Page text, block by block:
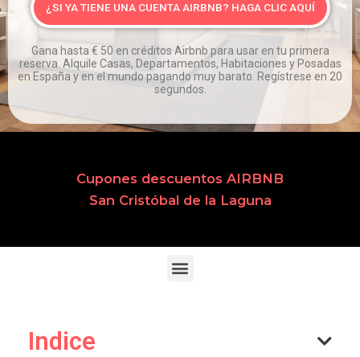
¿SI YA TIENE UNA CUENTA AIRBNB? HAGA CLIC AQUÍ
Gana hasta € 50 en créditos Airbnb para usar en tu primera
reserva. Alquile Casas, Departamentos, Habitaciones y Posadas
en España y en el mundo pagando muy barato. Regístrese en 20
segundos.
Cupones descuentos AIRBNB
San Cristóbal de la Laguna
Indice